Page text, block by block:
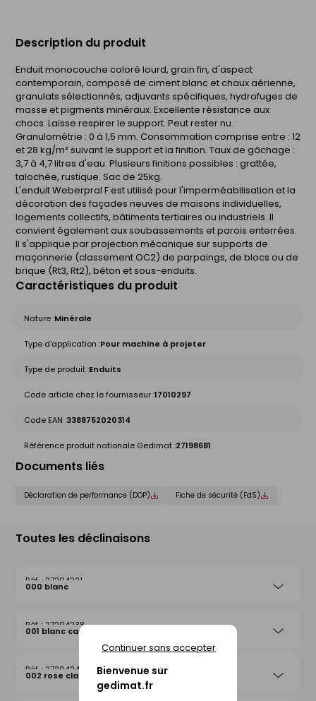
Bienvenue sur
gedimat.fr
Continuer sans accepter
Description du produit
Enduit monocouche coloré lourd, grain fin, d'aspect
contemporain, composé de ciment blanc et chaux aérienne,
granulats sélectionnés, adjuvants spécifiques, hydrofuges de
masse et pigments minéraux. Excellente résistance aux
chocs. Laisse respirer le support. Peut rester nu.
Granulométrie : 0 à 1,5 mm. Consommation comprise entre : 12
et 28 kg/m² suivant le support et la finition. Taux de gâchage :
3,7 à 4,7 litres d'eau. Plusieurs finitions possibles : grattée,
talochée, rustique. Sac de 25kg.
L'enduit Weberpral F est utilisé pour l'imperméabilisation et la
décoration des façades neuves de maisons individuelles,
logements collectifs, bâtiments tertiaires ou industriels. Il
convient également aux soubassements et parois enterrées.
Il s'applique par projection mécanique sur supports de
maçonnerie (classement OC2) de parpaings, de blocs ou de
brique (Rt3, Rt2), béton et sous-enduits.
Caractéristiques du produit
Nature :Minérale
Type d'application :Pour machine à projeter
Type de produit :Enduits
Code article chez le fournisseur :17010297
Code EAN :3388752020314
Référence produit nationale Gedimat :27198681
Documents liés
Déclaration de performance (DOP) Fiche de sécurité (FdS)
Toutes les déclinaisons
27204221
000 blanc
27204238
001 blanc cassé
27204245
002 rose clair